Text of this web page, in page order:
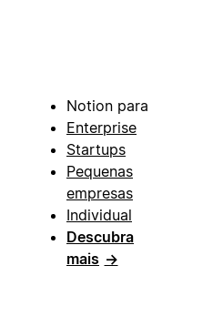
Notion para
Enterprise
Startups
Pequenas
empresas
Individual
Descubra
mais →